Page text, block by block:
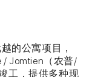
的公寓项目，
/ Jomtien（农普/
工，提供多种现